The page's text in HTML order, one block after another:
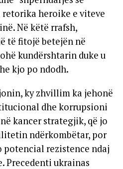
retorika heroike e viteve
Në këtë rrafsh,
të fitojë betejën në
kundërshtarin duke u
kjo po ndodh.
ky zhvillim ka jehonë
dhe korrupsioni
kancer strategjik, që jo
ndërkombëtar, por
potencial rezistence ndaj
Precedenti ukrainas